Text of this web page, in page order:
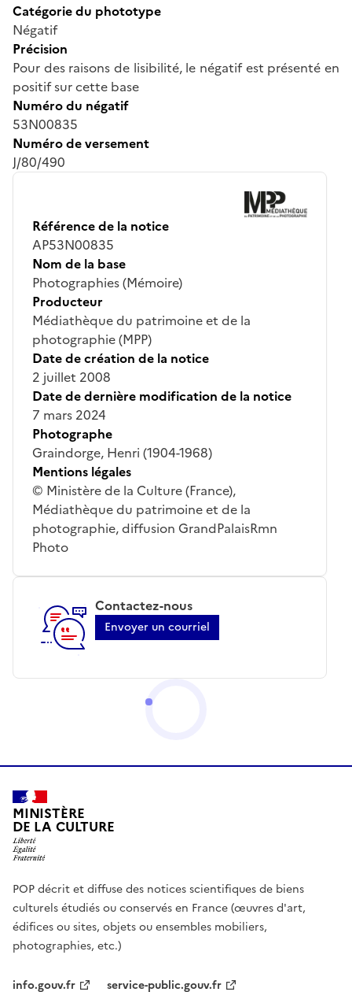
Catégorie du phototype
Négatif
Précision
Pour des raisons de lisibilité, le négatif est présenté en
positif sur cette base
Numéro du négatif
53N00835
Numéro de versement
J/80/490
Référence de la notice
AP53N00835
Nom de la base
Photographies (Mémoire)
Producteur
Médiathèque du patrimoine et de la
photographie (MPP)
Date de création de la notice
2 juillet 2008
Date de dernière modification de la notice
7 mars 2024
Photographe
Graindorge, Henri (1904-1968)
Mentions légales
© Ministère de la Culture (France),
Médiathèque du patrimoine et de la
photographie, diffusion GrandPalaisRmn
Photo
Contactez-nous
Envoyer un courriel
MINISTÈRE
DE LA CULTURE
POP décrit et diffuse des notices scientifiques de biens
culturels étudiés ou conservés en France (œuvres d'art,
édifices ou sites, objets ou ensembles mobiliers,
photographies, etc.)
info.gouv.fr service-public.gouv.fr